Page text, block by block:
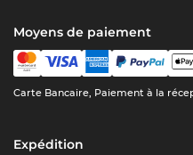
Moyens de paiement
Carte Bancaire, Paiement à la
Expédition